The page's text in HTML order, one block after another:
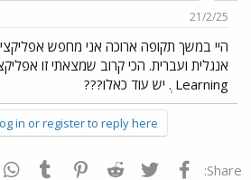
ש
א
ר
י
ך
21/2/25
היי במשך תקופה ארוכה אני מחפש
Learning . יש עוד כאלו???
in or register to reply here.
Share: פייסבוק Twitter
Reddit
Pinterest
Tumblr